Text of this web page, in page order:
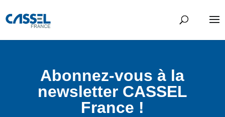
Abonnez-vous à la
newsletter CASSEL
France !